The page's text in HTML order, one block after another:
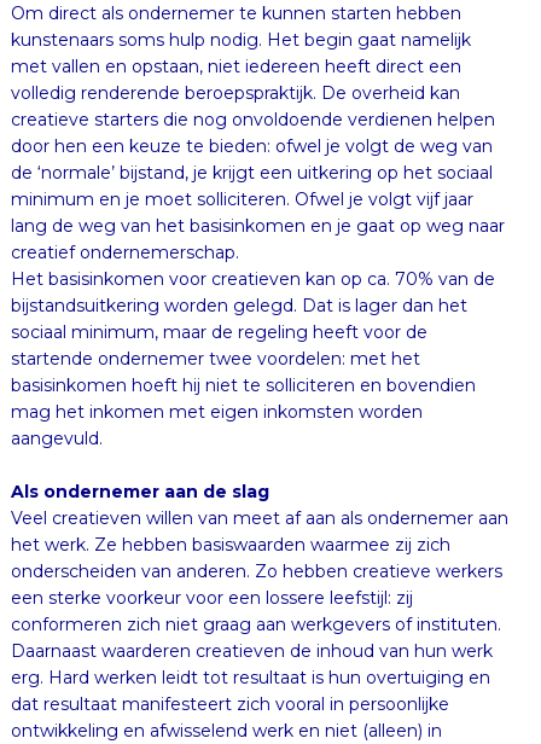
Om direct als ondernemer te kunnen starten hebben
kunstenaars soms hulp nodig. Het begin gaat namelijk
met vallen en opstaan, niet iedereen heeft direct een
volledig renderende beroepspraktijk. De overheid kan
creatieve starters die nog onvoldoende verdienen helpen
door hen een keuze te bieden: ofwel je volgt de weg van
de ‘normale’ bijstand, je krijgt een uitkering op het sociaal
minimum en je moet solliciteren. Ofwel je volgt vijf jaar
lang de weg van het basisinkomen en je gaat op weg naar
creatief ondernemerschap.
Het basisinkomen voor creatieven kan op ca. 70% van de
bijstandsuitkering worden gelegd. Dat is lager dan het
sociaal minimum, maar de regeling heeft voor de
startende ondernemer twee voordelen: met het
basisinkomen hoeft hij niet te solliciteren en bovendien
mag het inkomen met eigen inkomsten worden
aangevuld.
Als ondernemer aan de slag
Veel creatieven willen van meet af aan als ondernemer aan
het werk. Ze hebben basiswaarden waarmee zij zich
onderscheiden van anderen. Zo hebben creatieve werkers
een sterke voorkeur voor een lossere leefstijl: zij
conformeren zich niet graag aan werkgevers of instituten.
Daarnaast waarderen creatieven de inhoud van hun werk
erg. Hard werken leidt tot resultaat is hun overtuiging en
dat resultaat manifesteert zich vooral in persoonlijke
ontwikkeling en afwisselend werk en niet (alleen) in